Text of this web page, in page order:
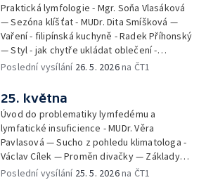
Praktická lymfologie - Mgr. Soňa Vlasáková
— Sezóna klíšťat - MUDr. Dita Smíšková —
Vaření - filipínská kuchyně - Radek Příhonský
— Styl - jak chytře ukládat oblečení -
Veronika Slaninová — Běháme s dětmi - jak
Schneiderová — Colours of Ostrava - Filip
Košťálek a Jan Vojtko — Tajemství křišťálové
planety - Jan Maxián, Petr Horák a Adélka
Hesová — Český svaz ochránců přírody - Eva
Šrailová
Poslední vysílání 26. 5. 2026na ČT1
25. května
Úvod do problematiky lymfedému a
lymfatické insuficience - MUDr. Věra
Pavlasová — Sucho z pohledu klimatologa -
Václav Cílek — Proměn divačky — Základy
bezpečnosti dětí na inline bruslích - Petr
Poslední vysílání 25. 5. 2026na ČT1